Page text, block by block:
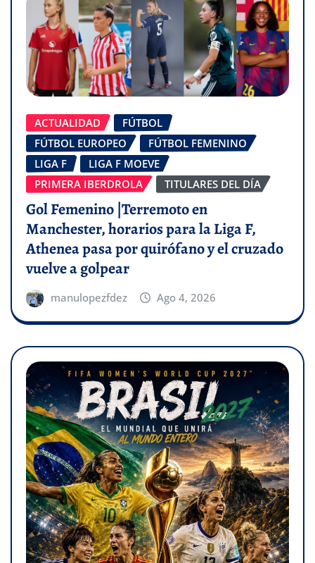
ACTUALIDAD
FÚTBOL
FÚTBOL EUROPEO
FÚTBOL FEMENINO
LIGA F
LIGA F MOEVE
PRIMERA IBERDROLA
TITULARES DEL DÍA
Gol Femenino |Terremoto en
Manchester, horarios para la Liga F,
Athenea pasa por quirófano y el cruzado
vuelve a golpear
manulopezfdez Ago 4, 2026